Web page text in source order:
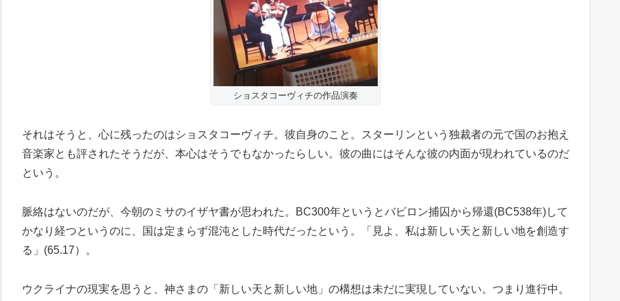
ショスタコーヴィチの作品演奏
それはそうと、心に残ったのはショスタコーヴィチ。彼自身のこと。スターリンという独裁者の元で国のお抱え
音楽家とも評されたそうだが、本心はそうでもなかったらしい。彼の曲にはそんな彼の内面が現われているのだ
という。
脈絡はないのだが、今朝のミサのイザヤ書が思われた。BC300年というとバビロン捕囚から帰還(BC538年)して
かなり経つというのに、国は定まらず混沌とした時代だったという。「見よ、私は新しい天と新しい地を創造す
る」(65.17）。
ウクライナの現実を思うと、神さまの「新しい天と新しい地」の構想は未だに実現していない。つまり進行中。